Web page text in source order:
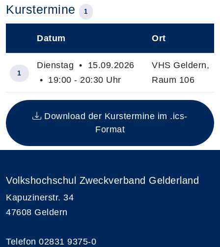
Kurstermine 1
Insgesamt gibt es 1 Termine zum diesen Kurs
Datum Ort
1
Dienstag • 15.09.2026
• 19:00 - 20:30 Uhr
VHS Geldern,
Raum 106
Download der Kurstermine im .ics-
Format
Volkshochschul Zweckverband Gelderland
Kapuzinerstr. 34
47608 Geldern
Telefon 02831 9375-0